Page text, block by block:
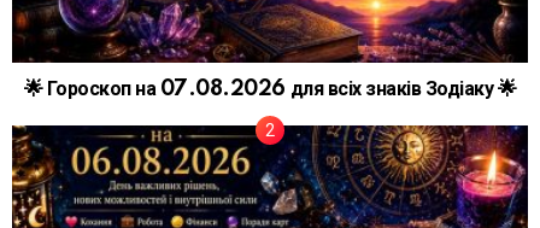
🌟 Гороскоп на 07.08.2026 для всіх знаків Зодіаку 🌟